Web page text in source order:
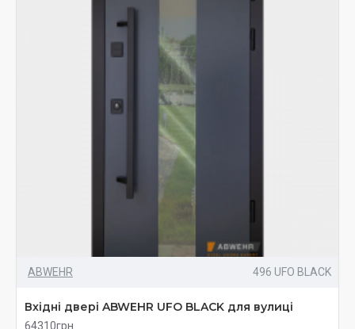
ABWEHR 496 UFO BLACK
Вхідні двері ABWEHR UFO BLACK для вулиці
64310грн.